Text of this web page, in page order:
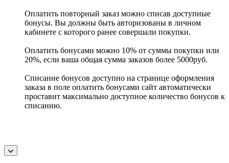
Оплатить повторный заказ можно списав доступные
бонусы. Вы должны быть авторизованы в личном
кабинете с которого ранее совершали покупки.
Оплатить бонусами можно 10% от суммы покупки или
20%, если ваша общая сумма заказов более 5000руб.
Списание бонусов доступно на странице оформления
заказа в поле оплатить бонусами сайт автоматически
проставит максимально доступное количество бонусов к
списанию.